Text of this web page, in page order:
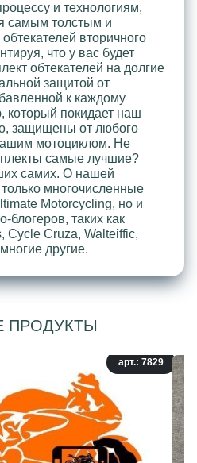
и технологиям,
самым толстым и
вторичного
что у вас будет
обтекателей на долгие
защитой от
к каждому
который покидает наш
защищены от любого
мотоциклом. Не
самые лучшие?
самих. О нашей
многочисленные
Motorcycling, но и
блогеров, таких как
Cycle Cruza, Walteiffic,
другие.
ПРОДУКТЫ
арт.: 7829